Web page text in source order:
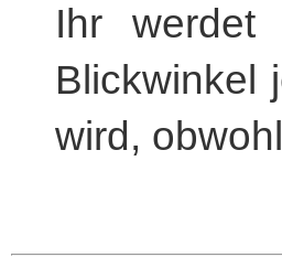
Ihr werdet
Blickwinkel
wird,